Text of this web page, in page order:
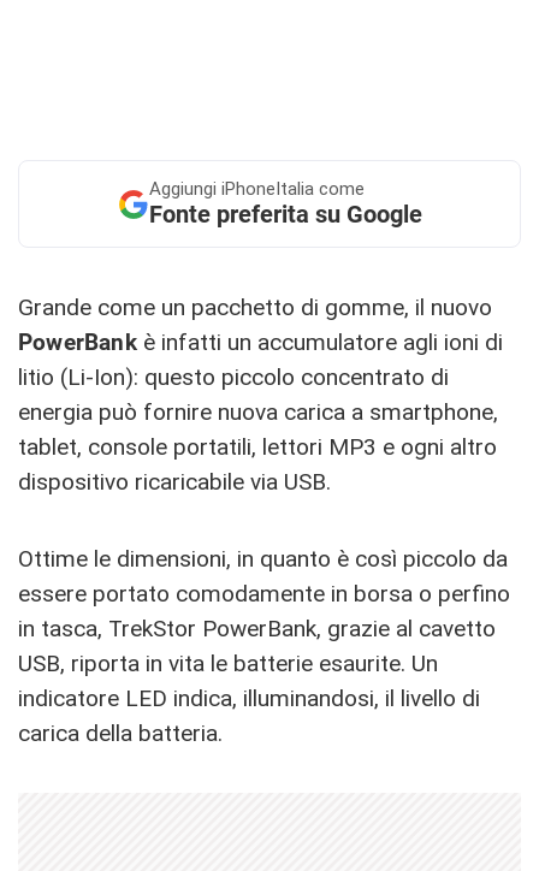
Aggiungi iPhoneItalia come
Fonte preferita su Google
Grande come un pacchetto di gomme, il nuovo
PowerBankè infatti un accumulatore agli ioni di
litio (Li-Ion): questo piccolo concentrato di
energia può fornire nuova carica a smartphone,
tablet, console portatili, lettori MP3 e ogni altro
dispositivo ricaricabile via USB.
Ottime le dimensioni, in quanto è così piccolo da
essere portato comodamente in borsa o perfino
in tasca, TrekStor PowerBank, grazie al cavetto
USB, riporta in vita le batterie esaurite. Un
indicatore LED indica, illuminandosi, il livello di
carica della batteria.